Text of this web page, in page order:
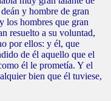
y hombre de gran
los hombres que gran
resuelto a su voluntad,
por ellos: y él, que
de él aquello que el
él le prometía. Y el
bien que él tuviese,